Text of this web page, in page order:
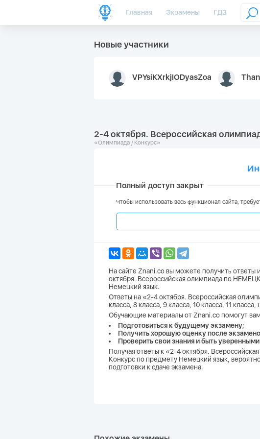
Главная Экзамены ГДЗ
Новые участники
VPYsiKXrkjIODyasZoa Thank you very
2-4 октября. Всероссийская
«Олимпиада / Конкурс»
Полный доступ закрыт
Чтобы использовать весь функционал сайта,
На сайте Znani.co вы можете получить ответы
октября. Всероссийская олимпиада по
Немецкий язык.
Ответы на «2-4 октября. Всероссийская
класса, 8 класса, 9 класса, 10 класса, 11
Обучающие материалы от Znani.co помогут
Подготовиться к будущему экзамену;
Получить хорошую оценку после
Проверить свои знания и быть
Получая ответы к «2-4 октября.
Конкурс по предмету Немецкий язык,
подготовки к сдаче экзамена.